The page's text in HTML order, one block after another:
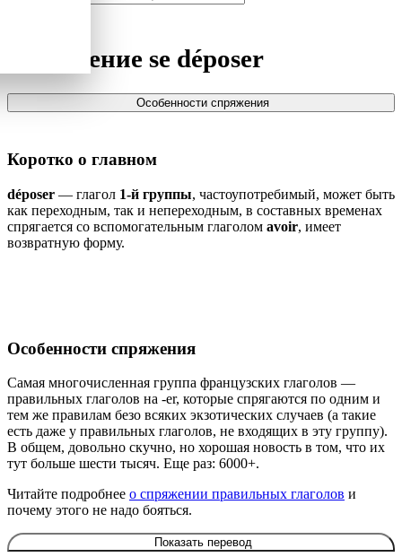
Спряжение se déposer
Особенности спряжения
Коротко о главном
déposer — глагол 1-й группы, частоупотребимый, может быть
как переходным, так и непереходным, в составных временах
спрягается со вспомогательным глаголом avoir, имеет
возвратную форму.
Особенности спряжения
Самая многочисленная группа французских глаголов —
правильных глаголов на -er, которые спрягаются по одним и
тем же правилам безо всяких экзотических случаев (а такие
есть даже у правильных глаголов, не входящих в эту группу).
В общем, довольно скучно, но хорошая новость в том, что их
тут больше шести тысяч. Еще раз: 6000+.
Читайте подробнее о спряжении правильных глаголов и
почему этого не надо бояться.
Показать перевод